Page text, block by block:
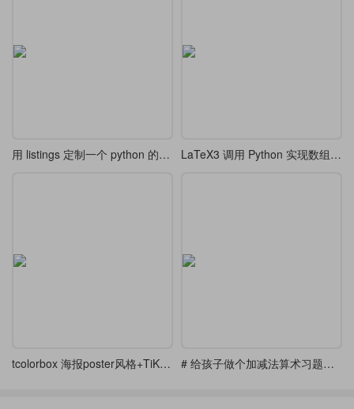
用 listings 定制一个 python 的样式 LaTeX3 调用 Python 实现数组排序
tcolorbox 海报poster风格+TiKZ做的Python Cheat Sheet # 给孩子做个加减法算术习题本--如何在latex中使用python及pythontex功能简介